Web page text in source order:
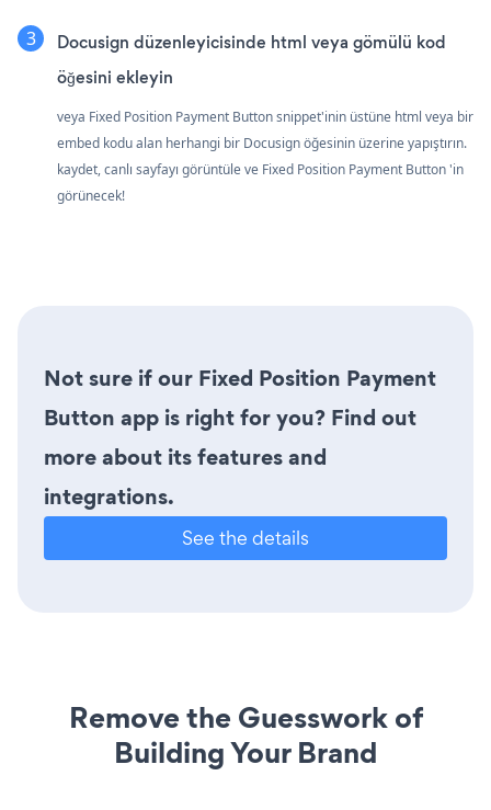
Docusign düzenleyicisinde html veya gömülü kod
öğesini ekleyin
veya Fixed Position Payment Button snippet'inin üstüne html veya bir
embed kodu alan herhangi bir Docusign öğesinin üzerine yapıştırın.
kaydet, canlı sayfayı görüntüle ve Fixed Position Payment Button 'in
görünecek!
Not sure if our Fixed Position Payment
Button app is right for you? Find out
more about its features and
integrations.
See the details
Remove the Guesswork of
Building Your Brand